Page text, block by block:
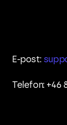
E-post:
Telefon: +46